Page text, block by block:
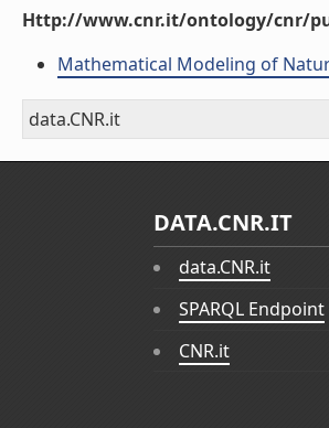
Http://www.cnr.it/ontology/cnr/
Mathematical Modeling of
data.CNR.it
DATA.CNR.IT
data.CNR.it
SPARQL Endpoint
CNR.it